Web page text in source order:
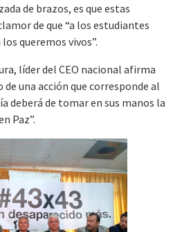
de brazos, es que estas
de que “a los estudiantes
queremos vivos”.
líder del CEO nacional afirma
una acción que corresponde al
deberá de tomar en sus manos la
Paz”.